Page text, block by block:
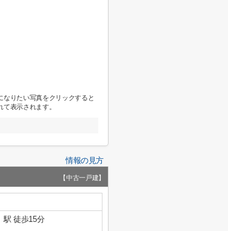
なりたい写真をクリックすると
て表示されます。
情報の見方
【中古一戸建】
駅 徒歩15分